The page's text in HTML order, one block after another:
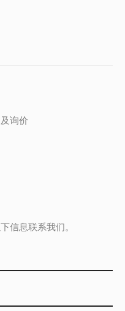
询价
信息联系我们。